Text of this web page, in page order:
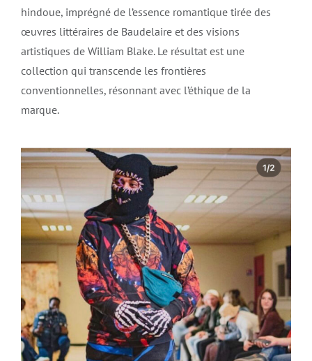
hindoue, imprégné de l’essence romantique tirée des
œuvres littéraires de Baudelaire et des visions
artistiques de William Blake. Le résultat est une
collection qui transcende les frontières
conventionnelles, résonnant avec l’éthique de la
marque.